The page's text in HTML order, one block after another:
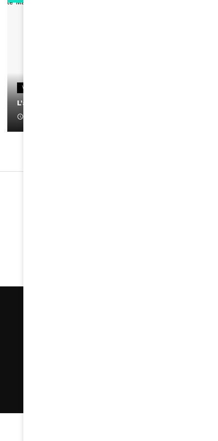
VIDEOS
L’artiste Yoan s’exprime